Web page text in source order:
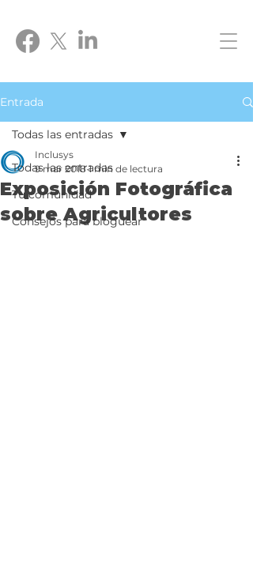
Entrada
Todas las entradas
Tu comunidad
Consejos para bloguear
Todas las entradas
Exposición Fotográfica
sobre Agricultores
Inclusys
9 mar 2018 1 min de lectura